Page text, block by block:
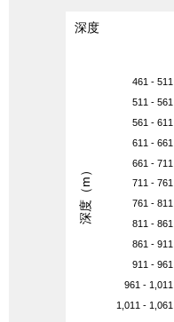
深度
461 - 511
511 - 561
561 - 611
611 - 661
661 - 711
711 - 761
761 - 811
811 - 861
861 - 911
911 - 961
961 - 1,011
1,011 - 1,061
深度（m）